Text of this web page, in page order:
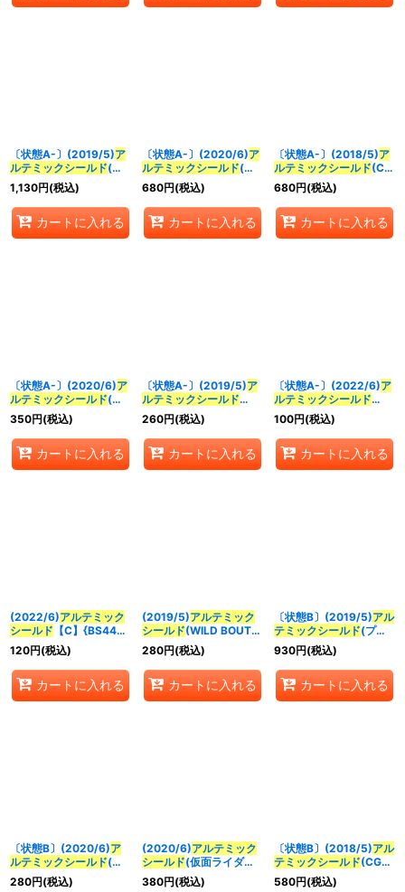
〔状態A-〕(2019/5)ア
ルテミックシールド(プ
リム・マキーナイラス
ト)【C】{BS44-092}
《白》
1,130円(税込)
カートに入れる
〔状態A-〕(2020/6)ア
ルテミックシールド(月
光のバローネイラス
ト/PB06収録)【C】
{BS44-092}《白》
680円(税込)
カートに入れる
〔状態A-〕(2018/5)ア
ルテミックシールド(CG
イラスト/黒皇機獣ダー
クネス・グリフォンX)
【C】{BS44-092}
《白》
680円(税込)
カートに入れる
〔状態A-〕(2020/6)ア
ルテミックシールド(仮
面ライダーW/ノーマル
仕様)【C】{BS44-092}
《白》
350円(税込)
カートに入れる
〔状態A-〕(2019/5)ア
ルテミックシールド
(WILD BOUT)【C】
{BS44-092}《白》
260円(税込)
カートに入れる
〔状態A-〕(2022/6)ア
ルテミックシールド
【C】{BS44-092}
《白》
100円(税込)
カートに入れる
(2022/6)アルテミック
シールド 【C】{BS44-
092}《白》
120円(税込)
カートに入れる
(2019/5)アルテミック
シールド(WILD BOUT)
【C】{BS44-092}
《白》
280円(税込)
カートに入れる
〔状態B〕(2019/5)アル
テミックシールド(プリ
ム・マキーナイラスト)
【C】{BS44-092}
《白》
930円(税込)
カートに入れる
〔状態B〕(2020/6)ア
ルテミックシールド(仮
面ライダーW/ノーマル
仕様)【C】{BS44-092}
280円(税込)
(2020/6)アルテミック
シールド(仮面ライダー
W/ノーマル仕様)【C】
{BS44-092}《白》
380円(税込)
〔状態B〕(2018/5)アル
テミックシールド(CGイ
ラスト/黒皇機獣ダーク
ネス・グリフォンX)
580円(税込)